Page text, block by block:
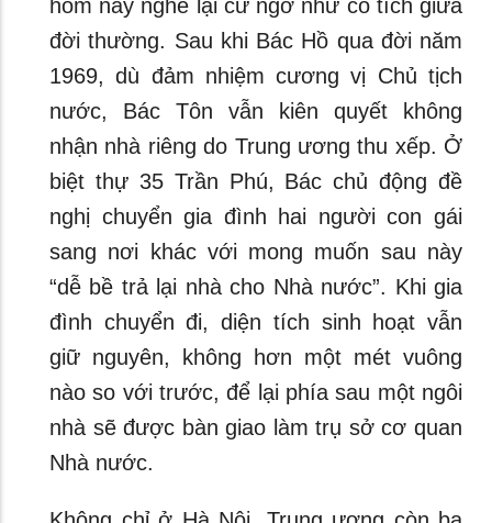
hôm nay nghe lại cứ ngỡ như cổ tích giữa
đời thường. Sau khi Bác Hồ qua đời năm
1969, dù đảm nhiệm cương vị Chủ tịch
nước, Bác Tôn vẫn kiên quyết không
nhận nhà riêng do Trung ương thu xếp. Ở
biệt thự 35 Trần Phú, Bác chủ động đề
nghị chuyển gia đình hai người con gái
sang nơi khác với mong muốn sau này
“dễ bề trả lại nhà cho Nhà nước”. Khi gia
đình chuyển đi, diện tích sinh hoạt vẫn
giữ nguyên, không hơn một mét vuông
nào so với trước, để lại phía sau một ngôi
nhà sẽ được bàn giao làm trụ sở cơ quan
Nhà nước.